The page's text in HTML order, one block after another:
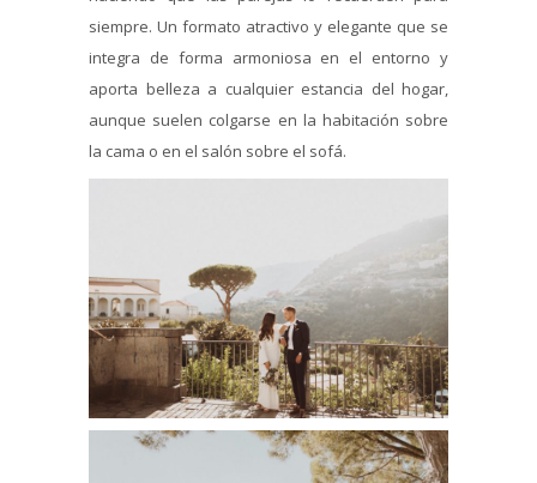
siempre. Un formato atractivo y elegante que se
integra de forma armoniosa en el entorno y
aporta belleza a cualquier estancia del hogar,
aunque suelen colgarse en la habitación sobre
la cama o en el salón sobre el sofá.